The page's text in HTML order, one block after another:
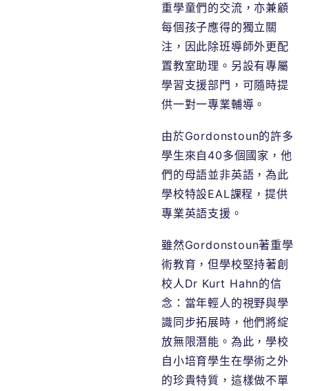
重學童們的交流，亦兼顧
每個孩子應得的獨立關
注，因此除班導師外更配
置教室助理。另設有專屬
學習支援部門，可隨時提
供一對一專業輔導。
由於Gordonstoun的許多
學生來自40多個國家，他
們的母語並非英語，為此
學校特設EAL課程，提供
專業英語支援。
雖然Gordonstoun著重學
術教育，但學校堅持著創
校人Dr Kurt Hahn的信
念：當年輕人的視野與學
識同步拓展時，他們將綻
放無限潛能。為此，學校
自小培育學生在學術之外
的珍貴特質，這樣做不單